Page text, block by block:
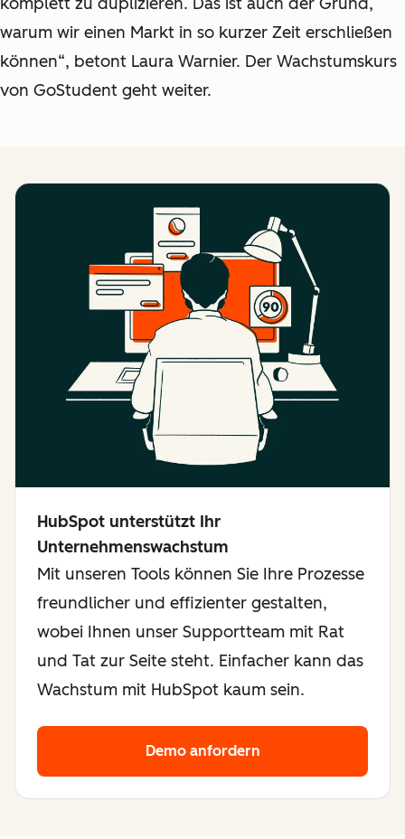
komplett zu duplizieren. Das ist auch der Grund,
warum wir einen Markt in so kurzer Zeit erschließen
können“, betont Laura Warnier. Der Wachstumskurs
von GoStudent geht weiter.
HubSpot unterstützt Ihr
Unternehmenswachstum
Mit unseren Tools können Sie Ihre Prozesse
freundlicher und effizienter gestalten,
wobei Ihnen unser Supportteam mit Rat
und Tat zur Seite steht. Einfacher kann das
Wachstum mit HubSpot kaum sein.
Demo anfordern